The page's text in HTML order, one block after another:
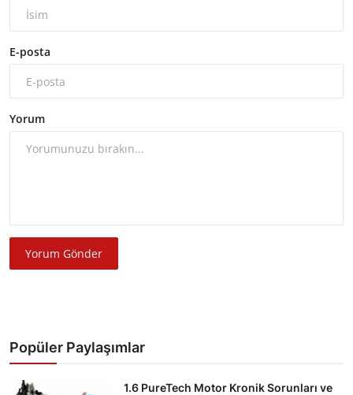
E-posta
Yorum
Yorum Gönder
Popüler Paylaşımlar
1.6 PureTech Motor Kronik Sorunları ve